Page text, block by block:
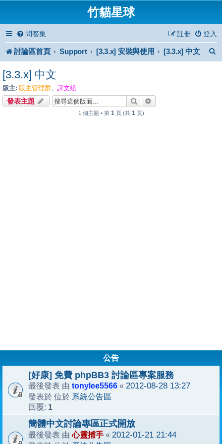
竹貓星球
問答集 登入
註冊
討論區首頁 Support [3.3.x] 安裝與使用 [3.3.x] 中文
[3.3.x] 中文
版主: 版主管理群、 譯文組
發表主題 搜尋
1 個主題 • 第 1 頁 (共 1 頁)
公告
[好康] 免費 phpBB3 討論區專案服務
最後發表 由 tonylee5566 « 2012-08-28 13:27
發表於 位於 系統公告區
回覆: 1
簡體中文討論專區正式開放
最後發表 由心靈捕手 « 2012-01-21 21:44